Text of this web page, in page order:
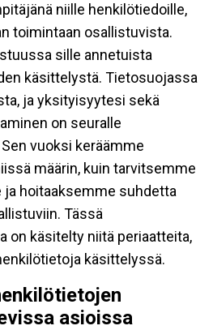
niille henkilötiedoille,
toimintaan osallistuvista.
sille annetuista
käsittelystä. Tietosuojassa
ja yksityisyytesi sekä
on seuralle
vuoksi keräämme
määrin, kuin tarvitsemme
hoitaaksemme suhdetta
Tässä
on käsitelty niitä periaatteita,
käsittelyssä.
asioissa